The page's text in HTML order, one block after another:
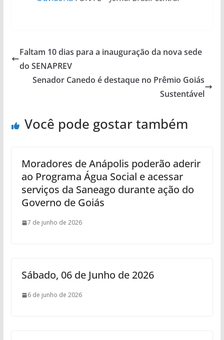
Faltam 10 dias para a inauguração da nova sede
do SENAPREV
Senador Canedo é destaque no Prêmio Goiás
Sustentável
Você pode gostar também
Moradores de Anápolis poderão aderir
ao Programa Água Social e acessar
serviços da Saneago durante ação do
Governo de Goiás
7 de junho de 2026
Sábado, 06 de Junho de 2026
6 de junho de 2026